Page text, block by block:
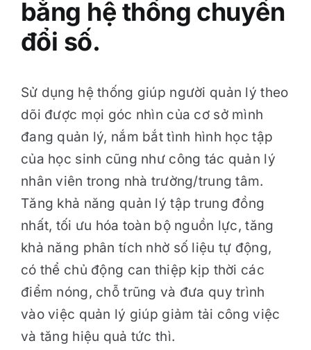
bằng hệ thống chuyển
đổi số.
Sử dụng hệ thống giúp người quản lý theo
dõi được mọi góc nhìn của cơ sở mình
đang quản lý, nắm bắt tình hình học tập
của học sinh cũng như công tác quản lý
nhân viên trong nhà trường/trung tâm.
Tăng khả năng quản lý tập trung đồng
nhất, tối ưu hóa toàn bộ nguồn lực, tăng
khả năng phân tích nhờ số liệu tự động,
có thể chủ động can thiệp kịp thời các
điểm nóng, chỗ trũng và đưa quy trình
vào việc quản lý giúp giảm tải công việc
và tăng hiệu quả tức thì.